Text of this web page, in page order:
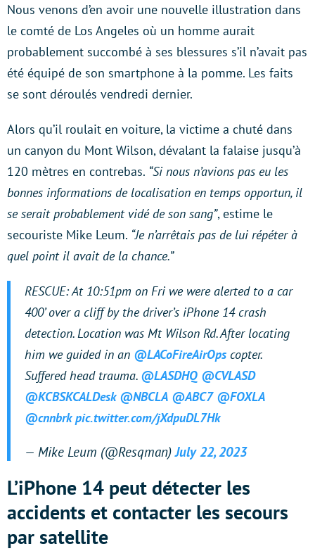
Nous venons d’en avoir une nouvelle illustration dans
le comté de Los Angeles où un homme aurait
probablement succombé à ses blessures s’il n’avait pas
été équipé de son smartphone à la pomme. Les faits
se sont déroulés vendredi dernier.
Alors qu’il roulait en voiture, la victime a chuté dans
un canyon du Mont Wilson, dévalant la falaise jusqu’à
120 mètres en contrebas. “Si nous n’avions pas eu les
bonnes informations de localisation en temps opportun, il
se serait probablement vidé de son sang”, estime le
secouriste Mike Leum. “Je n’arrêtais pas de lui répéter à
quel point il avait de la chance.”
RESCUE: At 10:51pm on Fri we were alerted to a car
400’ over a cliff by the driver’s iPhone 14 crash
detection. Location was Mt Wilson Rd. After locating
him we guided in an @LACoFireAirOps copter.
Suffered head trauma. @LASDHQ @CVLASD
@KCBSKCALDesk @NBCLA @ABC7 @FOXLA
@cnnbrk pic.twitter.com/jXdpuDL7Hk
— Mike Leum (@Resqman)July 22, 2023
L’iPhone 14 peut détecter les
accidents et contacter les secours
par satellite